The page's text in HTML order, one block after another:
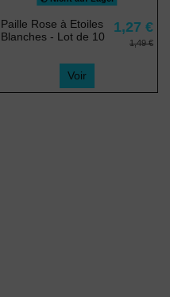
(1 note)
Paille Rose à Etoiles
Blanches - Lot de 10
1,27 €
1,49 €
Voir